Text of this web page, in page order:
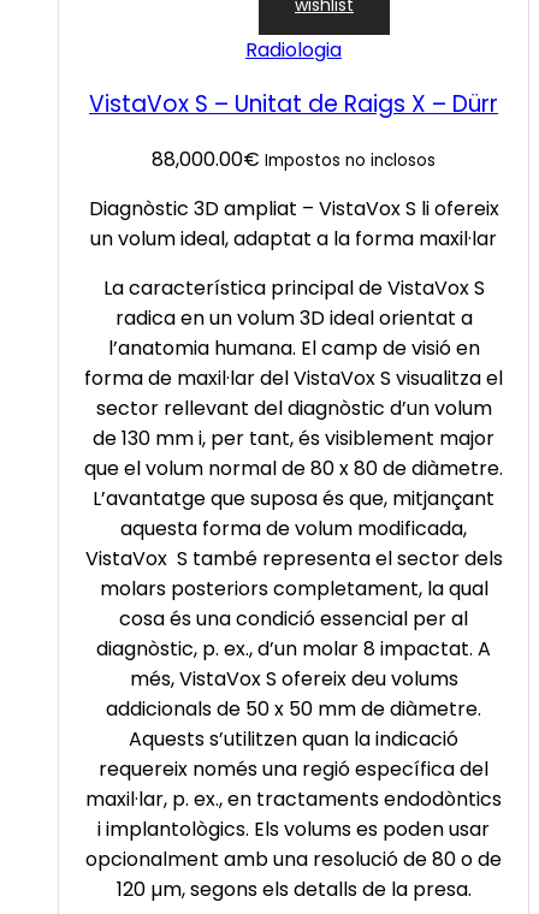
Radiologia
VistaVox S – Unitat de Raigs X – Dürr
88,000.00€ Impostos no inclosos
Diagnòstic 3D ampliat – VistaVox S li ofereix
un volum ideal, adaptat a la forma maxil·lar
La característica principal de VistaVox S
radica en un volum 3D ideal orientat a
l’anatomia humana. El camp de visió en
forma de maxil·lar del VistaVox S visualitza el
sector rellevant del diagnòstic d’un volum
de 130 mm i, per tant, és visiblement major
que el volum normal de 80 x 80 de diàmetre.
L’avantatge que suposa és que, mitjançant
aquesta forma de volum modificada,
VistaVox S també representa el sector dels
molars posteriors completament, la qual
cosa és una condició essencial per al
diagnòstic, p. ex., d’un molar 8 impactat. A
més, VistaVox S ofereix deu volums
addicionals de 50 x 50 mm de diàmetre.
Aquests s’utilitzen quan la indicació
requereix només una regió específica del
maxil·lar, p. ex., en tractaments endodòntics
i implantològics. Els volums es poden usar
opcionalment amb una resolució de 80 o de
120 µm, segons els detalls de la presa.